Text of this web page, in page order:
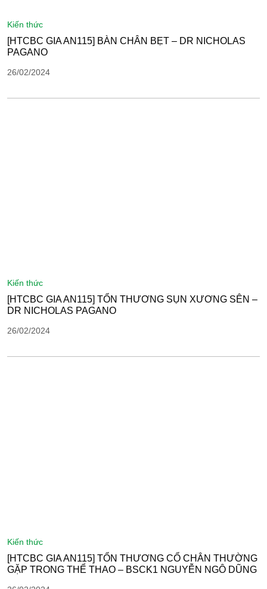
kiến thức
[HTCBC GIA AN115] BÀN CHÂN BẸT – DR NICHOLAS
PAGANO
26/02/2024
kiến thức
[HTCBC GIA AN115] TỔN THƯƠNG SỤN XƯƠNG SÊN –
DR NICHOLAS PAGANO
26/02/2024
kiến thức
[HTCBC GIA AN115] TỔN THƯƠNG CỔ CHÂN THƯỜNG
GẶP TRONG THỂ THAO – BSCK1 NGUYỄN NGÔ DŨNG